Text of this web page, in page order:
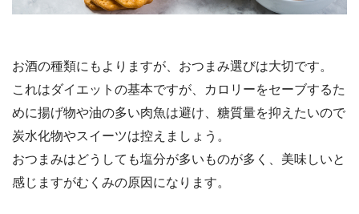
お酒の種類にもよりますが、おつまみ選びは大切です。
これはダイエットの基本ですが、カロリーをセーブするた
めに揚げ物や油の多い肉魚は避け、糖質量を抑えたいので
炭水化物やスイーツは控えましょう。
おつまみはどうしても塩分が多いものが多く、美味しいと
感じますがむくみの原因になります。